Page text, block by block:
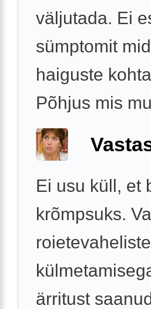
väljutada. Ei
sümptomit
haiguste
Põhjus mis
Ei usu küll, et
krõmpsuks.
ärritust